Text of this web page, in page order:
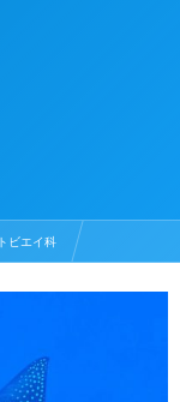
トビエイ科